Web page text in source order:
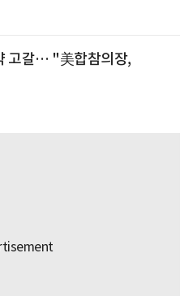
고갈… "美합참의장,